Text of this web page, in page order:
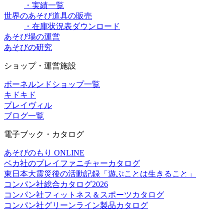
・実績一覧
世界のあそび道具の販売
・在庫状況表ダウンロード
あそび場の運営
あそびの研究
ショップ・運営施設
ボーネルンドショップ一覧
キドキド
プレイヴィル
ブログ一覧
電子ブック・カタログ
あそびのもり ONLINE
ベカ社のプレイファニチャーカタログ
東日本大震災後の活動記録「遊ぶことは生きること」
コンパン社総合カタログ2026
コンパン社フィットネス＆スポーツカタログ
コンパン社グリーンライン製品カタログ